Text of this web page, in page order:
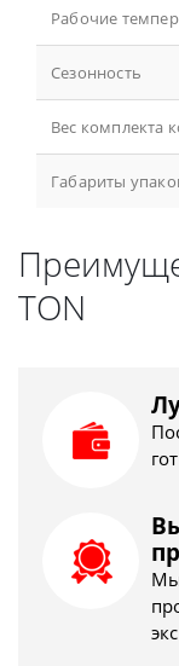
Рабочие
Сезонность
Вес комплекта
Габариты
TON
Мы